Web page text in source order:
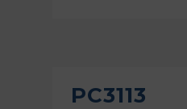
PC3113